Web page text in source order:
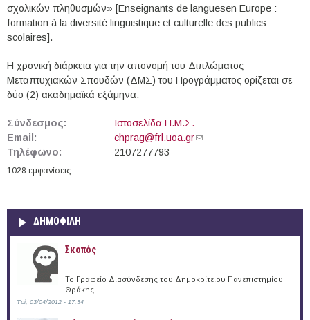
σχολικών πληθυσμών» [Enseignants de languesen Europe :
formation à la diversité linguistique et culturelle des publics
scolaires].
Η χρονική διάρκεια για την απονομή του Διπλώματος
Μεταπτυχιακών Σπουδών (ΔΜΣ) του Προγράμματος ορίζεται σε
δύο (2) ακαδημαϊκά εξάμηνα.
Σύνδεσμος:
Ιστοσελίδα Π.Μ.Σ.
Email:
chprag@frl.uoa.gr(link sends e-mail)
Τηλέφωνο:
2107277793
1028 εμφανίσεις
ΔΗΜΟΦΙΛΗ
Σκοπός
Το Γραφείο Διασύνδεσης του Δημοκρίτειου Πανεπιστημίου
Θράκης...
Τρί, 03/04/2012 - 17:34